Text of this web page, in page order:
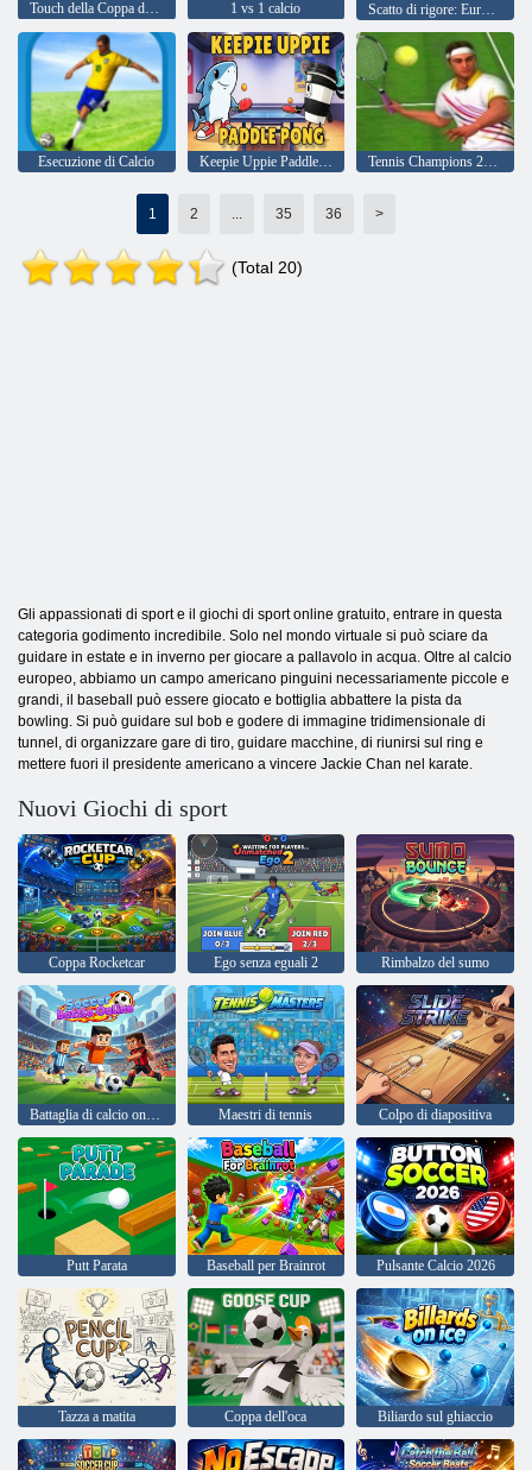
1 vs 1 calcio Scatto di rigore: Euro Cup 2016
Esecuzione di Calcio Keepie Uppie Paddle Pong
1 2 35 36 >
(Total 20)
Gli appassionati di sport e il giochi di sport online gratuito, entrare in questa
categoria godimento incredibile. Solo nel mondo virtuale si può sciare da
guidare in estate e in inverno per giocare a pallavolo in acqua. Oltre al calcio
europeo, abbiamo un campo americano pinguini necessariamente piccole e
grandi, il baseball può essere giocato e bottiglia abbattere la pista da
bowling. Si può guidare sul bob e godere di immagine tridimensionale di
tunnel, di organizzare gare di tiro, guidare macchine, di riunirsi sul ring e
mettere fuori il presidente americano a vincere Jackie Chan nel karate.
Nuovi Giochi di sport
Coppa Rocketcar Ego senza eguali 2 Rimbalzo del sumo
Maestri di tennis Colpo di diapositiva
Putt Parata Baseball per Brainrot Pulsante Calcio 2026
Tazza a matita Coppa dell'oca Biliardo sul ghiaccio